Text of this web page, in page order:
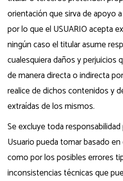
orientación que sirva de apoyo
por lo que el USUARIO acepta
ningún caso el titular asume
cualesquiera daños y perjuicios
de manera directa o indirecta
realice de dichos contenidos y
extraídas de los mismos.
Se excluye toda
Usuario pueda tomar basado
como por los posibles errores
inconsistencias técnicas que